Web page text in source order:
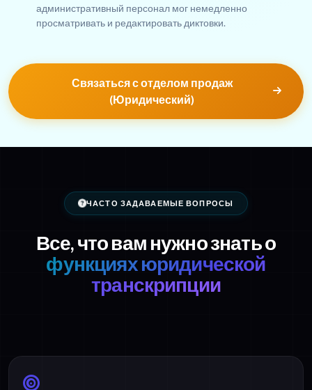
административный персонал мог немедленно
просматривать и редактировать диктовки.
Связаться с отделом продаж
(Юридический)
ЧАСТО ЗАДАВАЕМЫЕ ВОПРОСЫ
Все, что вам нужно знать о
функциях юридической
транскрипции